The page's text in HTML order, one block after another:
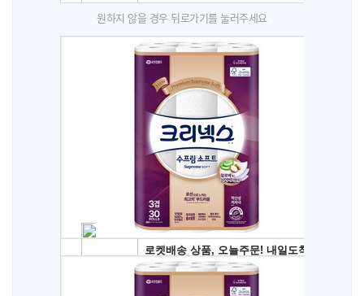
원하지 않을 경우 뒤로가기를 눌러주세요